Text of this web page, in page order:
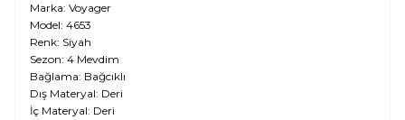
Marka: Voyager
Model: 4653
Renk: Siyah
Sezon: 4 Mevdim
Bağlama: Bağcıklı
Dış Materyal: Deri
İç Materyal: Deri